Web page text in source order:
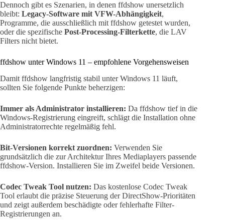
Dennoch gibt es Szenarien, in denen ffdshow unersetzlich
bleibt: Legacy-Software mit VFW-Abhängigkeit,
Programme, die ausschließlich mit ffdshow getestet wurden,
oder die spezifische Post-Processing-Filterkette, die LAV
Filters nicht bietet.
ffdshow unter Windows 11 – empfohlene Vorgehensweisen
Damit ffdshow langfristig stabil unter Windows 11 läuft,
sollten Sie folgende Punkte beherzigen:
Immer als Administrator installieren: Da ffdshow tief in die
Windows-Registrierung eingreift, schlägt die Installation ohne
Administratorrechte regelmäßig fehl.
Bit-Versionen korrekt zuordnen: Verwenden Sie
grundsätzlich die zur Architektur Ihres Mediaplayers passende
ffdshow-Version. Installieren Sie im Zweifel beide Versionen.
Codec Tweak Tool nutzen: Das kostenlose Codec Tweak
Tool erlaubt die präzise Steuerung der DirectShow-Prioritäten
und zeigt außerdem beschädigte oder fehlerhafte Filter-
Registrierungen an.